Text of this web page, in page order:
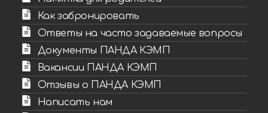
Как забронировать
Ответы на часто задаваемые вопросы
Документы ПАНДА КЭМП
Вакансии ПАНДА КЭМП
Отзывы о ПАНДА КЭМП
Написать нам